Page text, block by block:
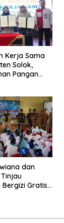
Kerja Sama
Solok,
Pangan
dan
Gratis,